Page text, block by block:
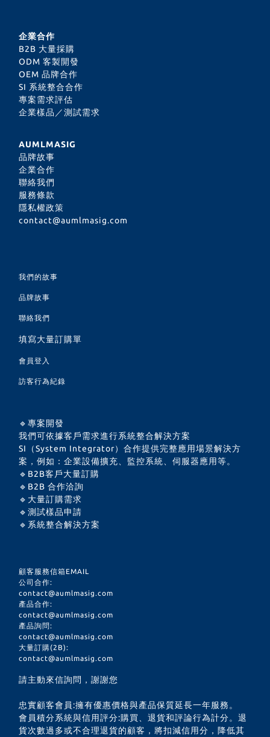
企業合作
B2B 大量採購
ODM 客製開發
OEM 品牌合作
SI 系統整合合作
專案需求評估
企業樣品／測試需求
AUMLMASIG
品牌故事
企業合作
聯絡我們
服務條款
隱私權政策
contact@aumlmasig.com
我們的故事
品牌故事
聯絡我們
填寫大量訂購單
會員登入
訪客行為紀錄
🔹專案開發
我們可依據客戶需求進行系統整合解決方案
SI（System Integrator）合作提供完整應用場景解決方
案，例如：企業設備擴充、監控系統、伺服器應用等。
🔹B2B客戶大量訂購
🔹B2B 合作洽詢
🔹大量訂購需求
🔹測試樣品申請
🔹系統整合解決方案
顧客服務信箱EMAIL
公司合作:
contact@aumlmasig.com
產品合作:
contact@aumlmasig.com
產品詢問:
contact@aumlmasig.com
大量訂購(2B):
contact@aumlmasig.com
請主動來信詢問，謝謝您
忠實顧客會員:擁有優惠價格與產品保質延長一年服務。
會員積分系統與信用評分:購買、退貨和評論行為計分。退
貨次數過多或不合理退貨的顧客，將扣減信用分，降低其